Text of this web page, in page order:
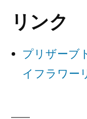
シ
ョ
ン
リンク
プリザーブ
イフラワー